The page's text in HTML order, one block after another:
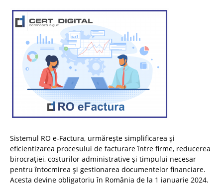
Sistemul RO e-Factura, urmărește simplificarea și
eficientizarea procesului de facturare între firme, reducerea
birocrației, costurilor administrative și timpului necesar
pentru întocmirea și gestionarea documentelor financiare.
Acesta devine obligatoriu în România de la 1 ianuarie 2024.